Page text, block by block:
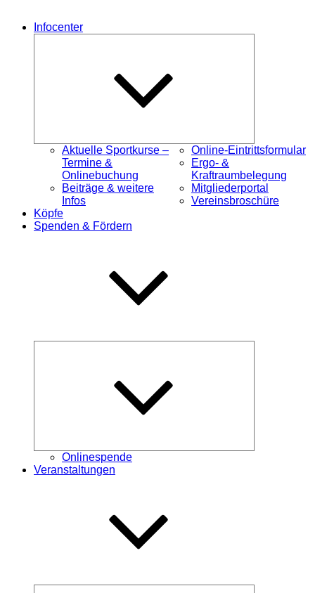
Infocenter
Aktuelle Sportkurse –
Termine &
Onlinebuchung
Beiträge & weitere
Infos
Online-Eintrittsformular
Ergo- &
Kraftraumbelegung
Mitgliederportal
Vereinsbroschüre
Köpfe
Spenden & Fördern
Onlinespende
Veranstaltungen